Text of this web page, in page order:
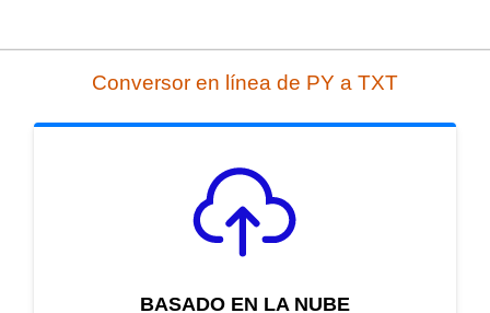
Conversor en línea de PY a TXT
BASADO EN LA NUBE